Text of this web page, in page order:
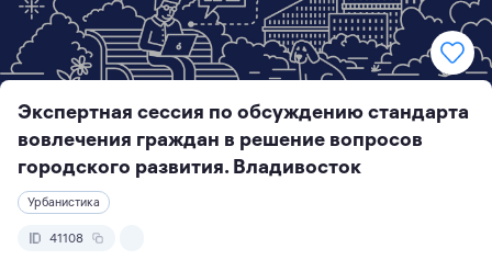
Экспертная сессия по обсуждению стандарта
вовлечения граждан в решение вопросов
городского развития. Владивосток
Урбанистика
41108